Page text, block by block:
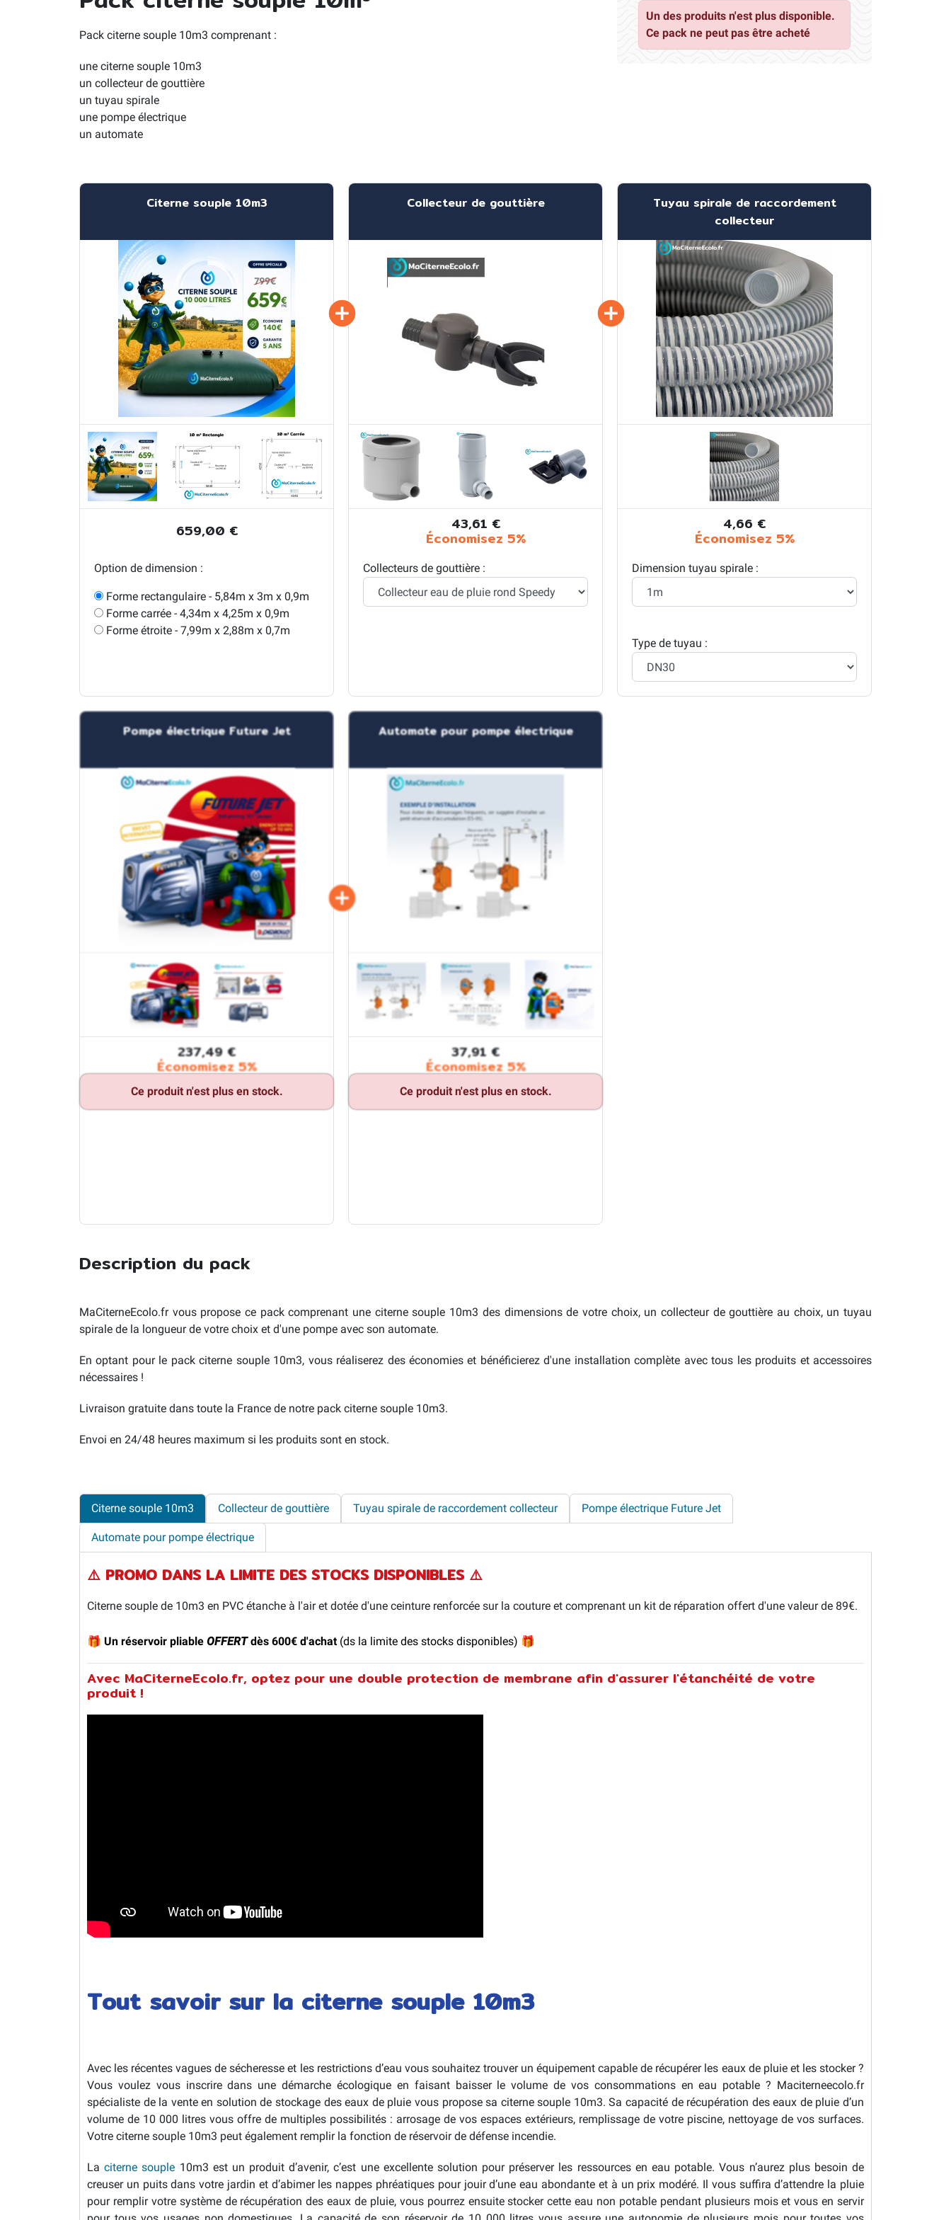
Pack citerne souple 10m3 comprenant :
une citerne souple 10m3
un collecteur de gouttière
un tuyau spirale
une pompe électrique
un automate
Un des produits n'est plus disponible.
Ce pack ne peut pas être acheté
Citerne souple 10m3
659,00 €
Option de dimension :
Forme rectangulaire - 5,84m x 3m x 0,9m
Forme carrée - 4,34m x 4,25m x 0,9m
Forme étroite - 7,99m x 2,88m x 0,7m
Collecteur de gouttière
43,61 €
Économisez 5%
Collecteurs de gouttière :
Tuyau spirale de raccordement
collecteur
4,66 €
Économisez 5%
Dimension tuyau spirale :
Type de tuyau :
Pompe électrique Future Jet
237,49 €
Économisez 5%
Ce produit n'est plus en stock.
Automate pour pompe électrique
37,91 €
Économisez 5%
Ce produit n'est plus en stock.
Description du pack
MaCiterneEcolo.fr vous propose ce pack comprenant une citerne souple 10m3 des dimensions de votre choix, un collecteur de gouttière au choix, un tuyau
spirale de la longueur de votre choix et d'une pompe avec son automate.
En optant pour le pack citerne souple 10m3, vous réaliserez des économies et bénéficierez d'une installation complète avec tous les produits et accessoires
nécessaires !
Livraison gratuite dans toute la France de notre pack citerne souple 10m3.
Envoi en 24/48 heures maximum si les produits sont en stock.
Citerne souple 10m3 Collecteur de gouttière Tuyau spirale de raccordement collecteur Pompe électrique Future Jet
Automate pour pompe électrique
⚠️ PROMO DANS LA LIMITE DES STOCKS DISPONIBLES ⚠️
Citerne souple de 10m3 en PVC étanche à l'air et dotée d'une ceinture renforcée sur la couture et comprenant un kit de réparation offert d'une valeur de 89€.
🎁 Un réservoir pliable OFFERTdès 600€ d'achat (ds la limite des stocks disponibles) 🎁
Avec MaCiterneEcolo.fr, optez pour une double protection de membrane afin d'assurer l'étanchéité de votre
produit !
Tout savoir sur la citerne souple 10m3
Avec les récentes vagues de sécheresse et les restrictions d’eau vous souhaitez trouver un équipement capable de récupérer les eaux de pluie et les stocker ?
Vous voulez vous inscrire dans une démarche écologique en faisant baisser le volume de vos consommations en eau potable ? Maciterneecolo.fr
spécialiste de la vente en solution de stockage des eaux de pluie vous propose sa citerne souple 10m3. Sa capacité de récupération des eaux de pluie d’un
volume de 10 000 litres vous offre de multiples possibilités : arrosage de vos espaces extérieurs, remplissage de votre piscine, nettoyage de vos surfaces.
Votre citerne souple 10m3 peut également remplir la fonction de réservoir de défense incendie.
Laciterne souple 10m3 est un produit d’avenir, c’est une excellente solution pour préserver les ressources en eau potable. Vous n’aurez plus besoin de
creuser un puits dans votre jardin et d’abimer les nappes phréatiques pour jouir d’une eau abondante et à un prix modéré. Il vous suffira d’attendre la pluie
pour remplir votre système de récupération des eaux de pluie, vous pourrez ensuite stocker cette eau non potable pendant plusieurs mois et vous en servir